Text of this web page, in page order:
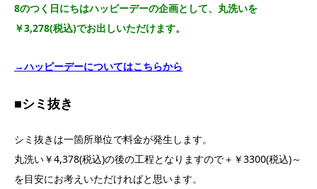
8のつく日にちはハッピーデーの企画として、丸洗いを
￥3,278(税込)でお出しいただけます。
→ハッピーデーについてはこちらから
■シミ抜き
シミ抜きは一箇所単位で料金が発生します。
丸洗い￥4,378(税込)の後の工程となりますので＋￥3300(税込)～
を目安にお考えいただければと思います。